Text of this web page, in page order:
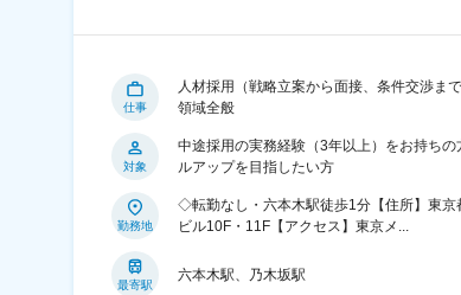
仕事
人材採用（戦略立案から面接、条件交渉ま
領域全般
対象
中途採用の実務経験（3年以上）をお持ち
ルアップを目指したい方
勤務地
◇転勤なし・六本木駅徒歩1分【住所】東京
ビル10F・11F【アクセス】東京メ...
最寄駅
六本木駅、乃木坂駅